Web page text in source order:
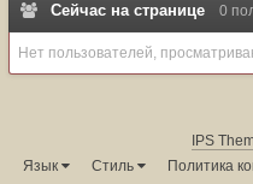
Сейчас на странице 0
Нет пользователей,
IPS
Язык
Стиль Политика